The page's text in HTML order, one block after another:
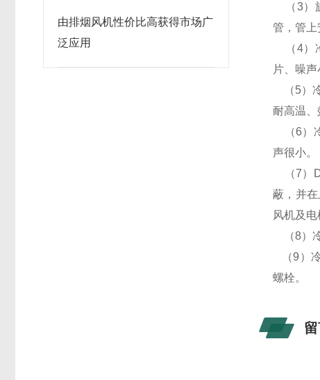
由排烟风机性价比高获得市场广
泛应用
（3）
管，管上
（4）
片、噪声
（5）
耐高温、
（6）
声很小。
（7）
蔽，并
风机及电
（8）
（9）
螺栓。